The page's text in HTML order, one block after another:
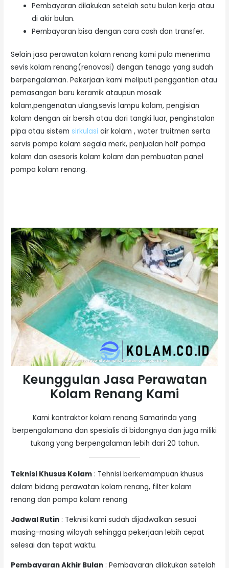
Pembayaran dilakukan setelah satu bulan kerja atau
di akir bulan.
Pembayaran bisa dengan cara cash dan transfer.
Selain jasa perawatan kolam renang kami pula menerima
sevis kolam renang(renovasi) dengan tenaga yang sudah
berpengalaman. Pekerjaan kami meliputi penggantian atau
pemasangan baru keramik ataupun mosaik
kolam,pengenatan ulang,sevis lampu kolam, pengisian
kolam dengan air bersih atau dari tangki luar, penginstalan
pipa atau sistem sirkulasi air kolam , water truitmen serta
servis pompa kolam segala merk, penjualan half pompa
kolam dan asesoris kolam kolam dan pembuatan panel
pompa kolam renang.
Keunggulan Jasa Perawatan
Kolam Renang Kami
Kami kontraktor kolam renang Samarinda yang
berpengalamana dan spesialis di bidangnya dan juga miliki
tukang yang berpengalaman lebih dari 20 tahun.
Teknisi Khusus Kolam : Tehnisi berkemampuan khusus
dalam bidang perawatan kolam renang, filter kolam
renang dan pompa kolam renang
Jadwal Rutin : Teknisi kami sudah dijadwalkan sesuai
masing-masing wilayah sehingga pekerjaan lebih cepat
selesai dan tepat waktu.
Pembayaran Akhir Bulan : Pembayaran dilakukan setelah